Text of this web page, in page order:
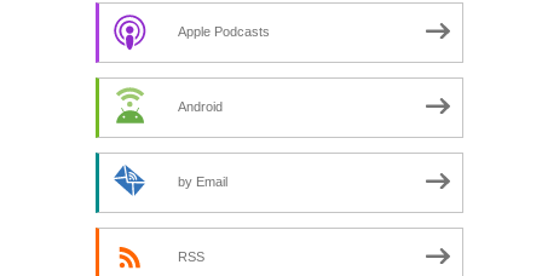
Apple Podcasts
Android
by Email
RSS